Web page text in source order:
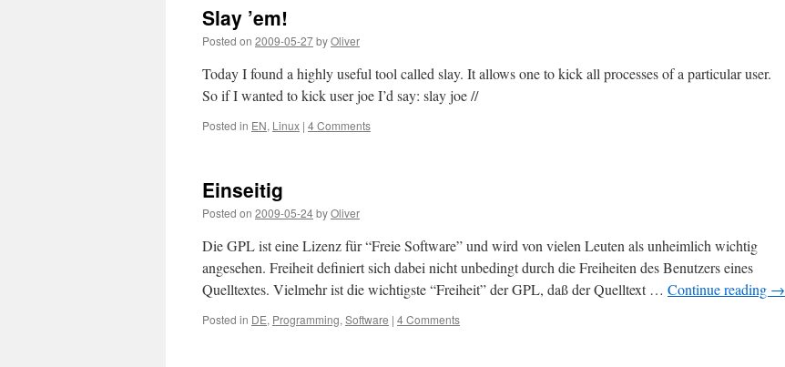
Slay ’em!
Posted on 2009-05-27byOliver
Today I found a highly useful tool called slay. It allows one to kick all processes of a particular user.
So if I wanted to kick user joe I’d say: slay joe //
Posted in EN, Linux | 4 Comments
Einseitig
Posted on 2009-05-24byOliver
Die GPL ist eine Lizenz für “Freie Software” und wird von vielen Leuten als unheimlich wichtig
angesehen. Freiheit definiert sich dabei nicht unbedingt durch die Freiheiten des Benutzers eines
Quelltextes. Vielmehr ist die wichtigste “Freiheit” der GPL, daß der Quelltext … Continue reading →
Posted in DE, Programming, Software | 4 Comments